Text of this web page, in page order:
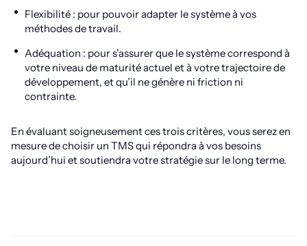
Flexibilité : pour pouvoir adapter le système à vos
méthodes de travail.
Adéquation : pour s’assurer que le système correspond à
votre niveau de maturité actuel et à votre trajectoire de
développement, et qu’il ne génère ni friction ni
contrainte.
En évaluant soigneusement ces trois critères, vous serez en
mesure de choisir un TMS qui répondra à vos besoins
aujourd’hui et soutiendra votre stratégie sur le long terme.